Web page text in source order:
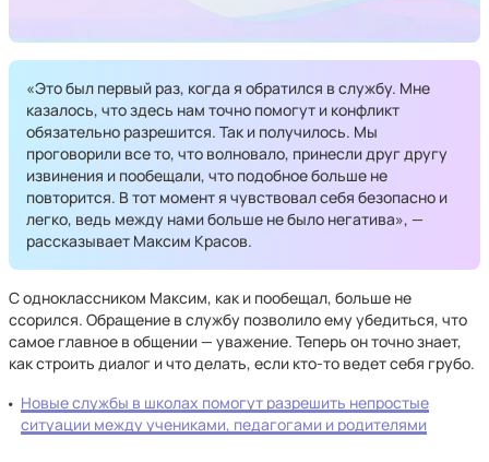
«Это был первый раз, когда я обратился в службу. Мне
казалось, что здесь нам точно помогут и конфликт
обязательно разрешится. Так и получилось. Мы
проговорили все то, что волновало, принесли друг другу
извинения и пообещали, что подобное больше не
повторится. В тот момент я чувствовал себя безопасно и
легко, ведь между нами больше не было негатива», —
рассказывает Максим Красов.
С одноклассником Максим, как и пообещал, больше не
ссорился. Обращение в службу позволило ему убедиться, что
самое главное в общении — уважение. Теперь он точно знает,
как строить диалог и что делать, если кто-то ведет себя грубо.
Новые службы в школах помогут разрешить непростые
ситуации между учениками, педагогами и родителями